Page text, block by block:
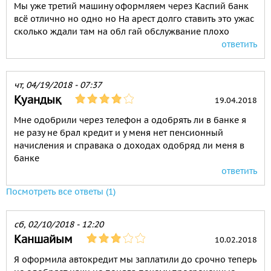
Мы уже третий машину оформляем через Каспий банк
всё отлично но одно но На арест долго ставить это ужас
сколько ждали там на обл гай обслужвание плохо
ответить
чт, 04/19/2018 - 07:37
Қуандық 19.04.2018
Мне одобрили через телефон а одобрять ли в банке я
не разу не брал кредит и у меня нет пенсионный
начисления и справака о доходах одобряд ли меня в
банке
ответить
Посмотреть все ответы (1)
сб, 02/10/2018 - 12:20
Каншайым 10.02.2018
Я оформила автокредит мы заплатили до срочно теперь